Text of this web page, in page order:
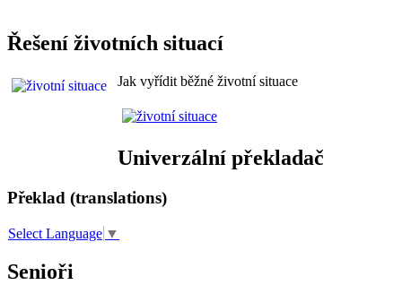
Řešení životních situací
Jak vyřídit běžné životní situace
Univerzální překladač
Překlad (translations)
Select Language ▼
Senioři